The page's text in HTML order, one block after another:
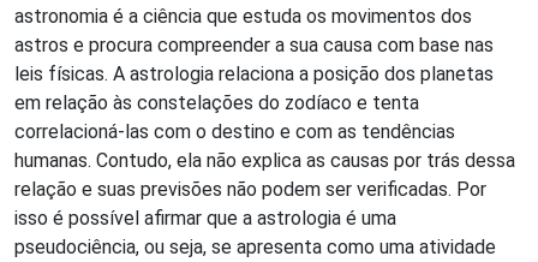
astronomia é a ciência que estuda os movimentos dos
astros e procura compreender a sua causa com base nas
leis físicas. A astrologia relaciona a posição dos planetas
em relação às constelações do zodíaco e tenta
correlacioná-las com o destino e com as tendências
humanas. Contudo, ela não explica as causas por trás dessa
relação e suas previsões não podem ser verificadas. Por
isso é possível afirmar que a astrologia é uma
pseudociência, ou seja, se apresenta como uma atividade